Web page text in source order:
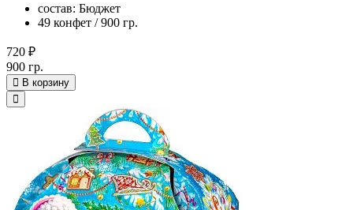
состав: Бюджет
49 конфет / 900 гр.
720 ₽
900 гр.
В корзину